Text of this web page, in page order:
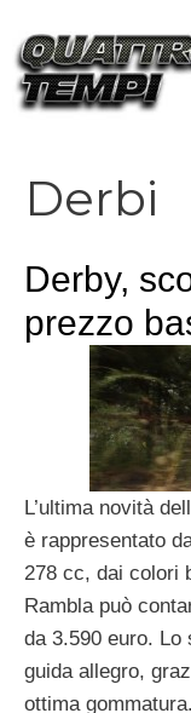
contenuto
Derbi
Derby,
prezzo
L’ultima novità
è rappresentato
278 cc, dai colori
Rambla può
da 3.590 euro. Lo
guida allegro,
ottima